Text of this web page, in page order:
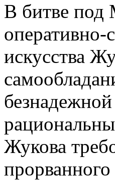
В битве под
оперативно-
искусства
Жукова